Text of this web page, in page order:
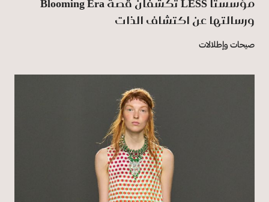
ورسالتها عن اكتشاف الذات
صيحات وإطلالات